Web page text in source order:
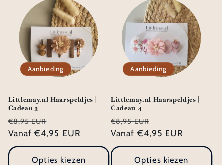
Aanbieding
Littlemay.nl Haarspeldjes |
Cadeau 3
Normale
prijs
€8,95 EUR
Aanbiedingsprijs
Vanaf €4,95 EUR
Opties kiezen
Aanbieding
Littlemay.nl Haarspeldjes |
Cadeau 4
Normale
prijs
€8,95 EUR
Vanaf €4,95 EUR
Opties kiezen